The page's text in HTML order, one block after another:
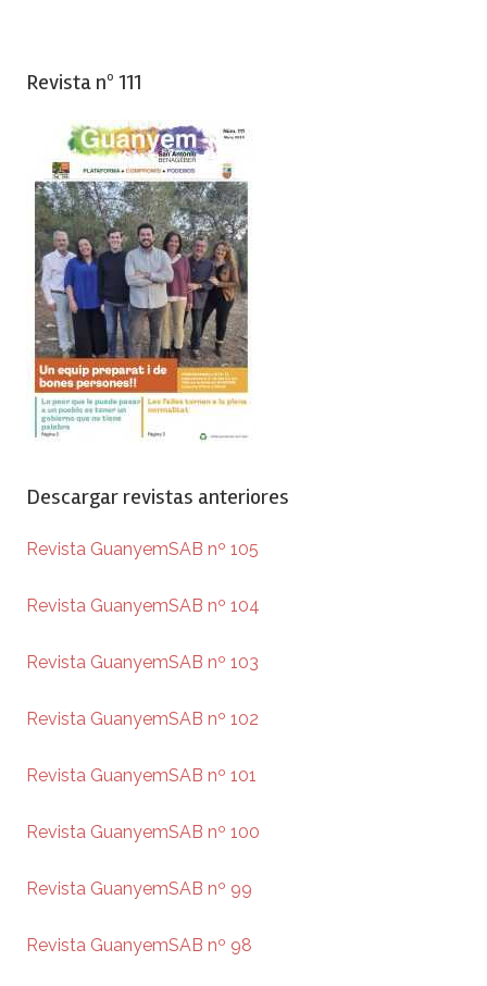
Revista nº 111
Descargar revistas anteriores
Revista GuanyemSAB nº 105
Revista GuanyemSAB nº 104
Revista GuanyemSAB nº 103
Revista GuanyemSAB nº 102
Revista GuanyemSAB nº 101
Revista GuanyemSAB nº 100
Revista GuanyemSAB nº 99
Revista GuanyemSAB nº 98